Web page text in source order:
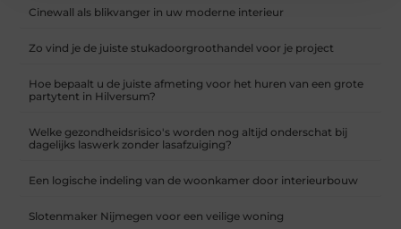
Cinewall als blikvanger in uw moderne interieur
Zo vind je de juiste stukadoorgroothandel voor je project
Hoe bepaalt u de juiste afmeting voor het huren van een grote
partytent in Hilversum?
Welke gezondheidsrisico's worden nog altijd onderschat bij
dagelijks laswerk zonder lasafzuiging?
Een logische indeling van de woonkamer door interieurbouw
Slotenmaker Nijmegen voor een veilige woning